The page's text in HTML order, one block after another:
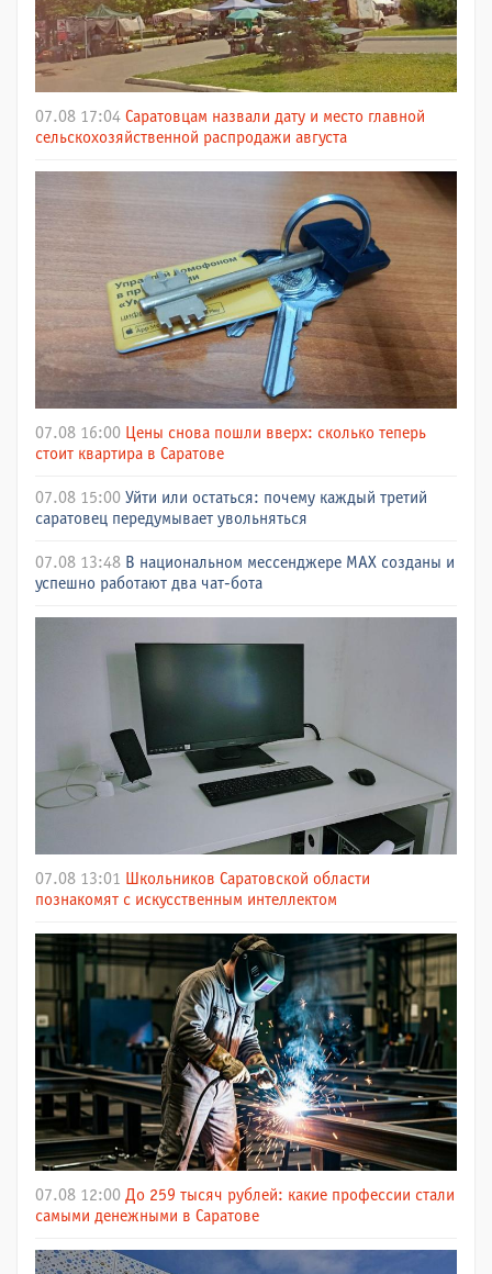
07.08 17:04 Саратовцам назвали дату и место главной
сельскохозяйственной распродажи августа
07.08 16:00 Цены снова пошли вверх: сколько теперь
стоит квартира в Саратове
07.08 15:00 Уйти или остаться: почему каждый третий
саратовец передумывает увольняться
07.08 13:48 В национальном мессенджере МАХ созданы и
успешно работают два чат-бота
07.08 13:01 Школьников Саратовской области
познакомят с искусственным интеллектом
07.08 12:00 До 259 тысяч рублей: какие профессии стали
самыми денежными в Саратове